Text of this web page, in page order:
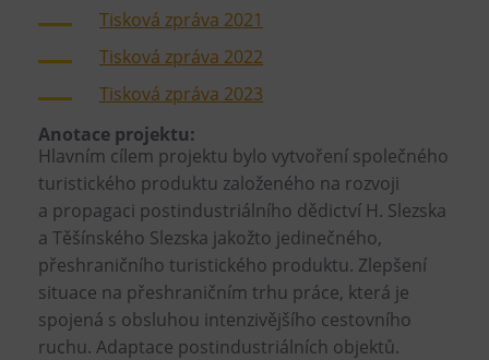
Občerstvení
Bolt Café
Kavárna Velký Svět techniky
L’Osteria
PECKA DOV
Restaurace VP ART
Bistropen
CØKAFE Dolní Vítkovice
FUTURE café
Tisková zpráva 2021
Tisková zpráva 2022
Tisková zpráva 2023
Anotace projektu:
Hlavním cílem projektu bylo vytvoření společného
turistického produktu založeného na rozvoji
a propagaci postindustriálního dědictví H. Slezska
a Těšínského Slezska jakožto jedinečného,
přeshraničního turistického produktu. Zlepšení
situace na přeshraničním trhu práce, která je
spojená s obsluhou intenzivějšího cestovního
ruchu. Adaptace postindustriálních objektů.